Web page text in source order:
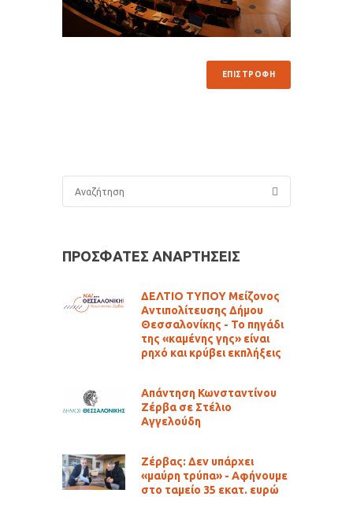
ΕΠΙΣΤΡΟΦΗ
ΠΡΟΣΦΑΤΕΣ ΑΝΑΡΤΗΣΕΙΣ
ΔΕΛΤΙΟ ΤΥΠΟΥ Μείζονος
Αντιπολίτευσης Δήμου
Θεσσαλονίκης - Το πηγάδι
της «καμένης γης» είναι
ρηχό και κρύβει εκπλήξεις
Απάντηση Κωνσταντίνου
Ζέρβα σε Στέλιο
Αγγελούδη
Ζέρβας: Δεν υπάρχει
«μαύρη τρύπα» - Αφήνουμε
στο ταμείο 35 εκατ. ευρώ